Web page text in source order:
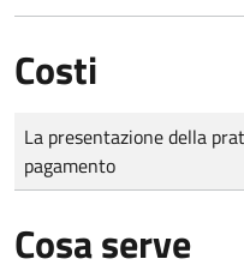
Costi
Tipo di pagamento
Importo
La presentazione della
pagamento
Cosa serve